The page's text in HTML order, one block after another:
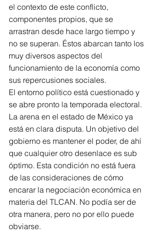
el contexto de este conflicto,
componentes propios, que se
arrastran desde hace largo tiempo y
no se superan. Éstos abarcan tanto los
muy diversos aspectos del
funcionamiento de la economía como
sus repercusiones sociales.
El entorno político está cuestionado y
se abre pronto la temporada electoral.
La arena en el estado de México ya
está en clara disputa. Un objetivo del
gobierno es mantener el poder, de ahí
que cualquier otro desenlace es sub
óptimo. Esta condición no está fuera
de las consideraciones de cómo
encarar la negociación económica en
materia del TLCAN. No podía ser de
otra manera, pero no por ello puede
obviarse.